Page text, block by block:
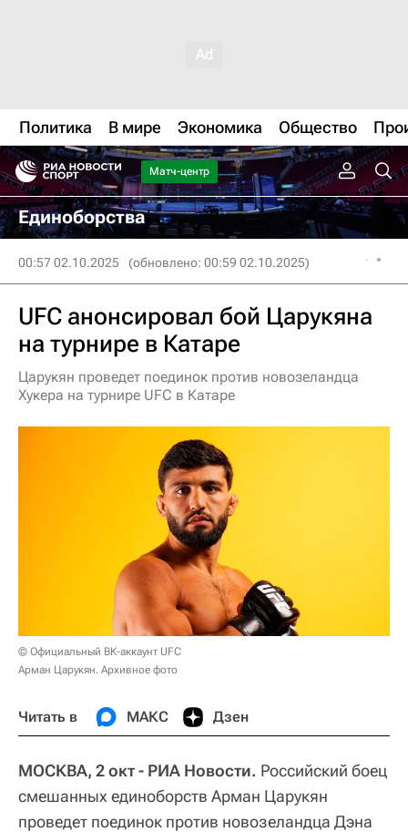
Политика В мире Экономика Общество
Матч-центр
Единоборства
00:57 02.10.2025 (обновлено: 00:59 02.10.2025)
UFC анонсировал бой Царукяна
на турнире в Катаре
Царукян проведет поединок против новозеландца
Хукера на турнире UFC в Катаре
© Официальный ВК-аккаунт UFC
Арман Царукян. Архивное фото
Читать в МАКС Дзен
МОСКВА, 2 окт - РИА Новости. Российский боец
смешанных единоборств Арман Царукян
проведет поединок против новозеландца Дэна